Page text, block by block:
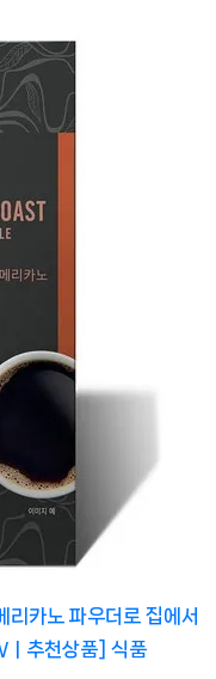
카노 파우더로 집에서
추천상품] 식품